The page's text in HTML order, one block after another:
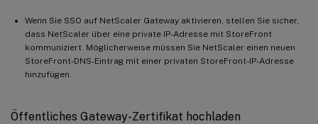
Wenn Sie SSO auf NetScaler Gateway aktivieren, stellen Sie sicher,
dass NetScaler über eine private IP-Adresse mit StoreFront
kommuniziert. Möglicherweise müssen Sie NetScaler einen neuen
StoreFront-DNS-Eintrag mit einer privaten StoreFront-IP-Adresse
hinzufügen.
Öffentliches Gateway-Zertifikat hochladen